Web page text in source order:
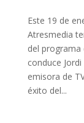
Este 19 de
Atresmedia
del programa
conduce
emisora de
éxito del...